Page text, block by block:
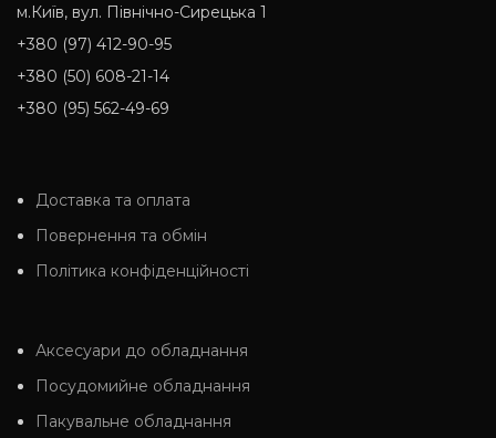
м.Київ, вул. Північно-Сирецька 1
+380 (97) 412-90-95
+380 (50) 608-21-14
+380 (95) 562-49-69
Доставка та оплата
Повернення та обмін
Політика конфіденційності
Аксесуари до обладнання
Посудомийне обладнання
Пакувальне обладнання